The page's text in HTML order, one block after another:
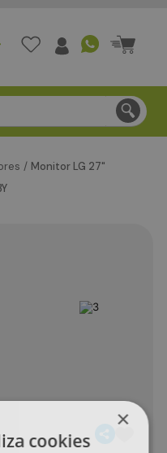
Bogotá en menos de 3
Monitor LG 27"
×
cookies